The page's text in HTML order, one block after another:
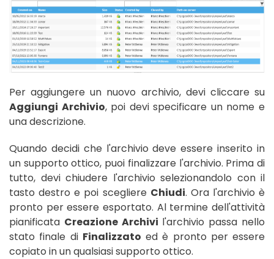
Per aggiungere un nuovo archivio, devi cliccare su
Aggiungi Archivio, poi devi specificare un nome e
una descrizione.
Quando decidi che l'archivio deve essere inserito in
un supporto ottico, puoi finalizzare l'archivio. Prima di
tutto, devi chiudere l'archivio selezionandolo con il
tasto destro e poi scegliere Chiudi. Ora l'archivio è
pronto per essere esportato. Al termine dell'attività
pianificata Creazione Archivi l'archivio passa nello
stato finale di Finalizzato ed è pronto per essere
copiato in un qualsiasi supporto ottico.